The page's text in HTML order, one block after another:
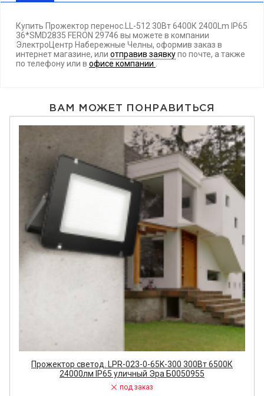
Купить Прожектор перенос.LL-512 30Вт 6400К 2400Lm IP65
36*SMD2835 FERON 29746 вы можете в компании
ЭлектроЦентр Набережные Челны, оформив заказ в
интернет магазине, или отправив заявкупо почте, а также
по телефонуили в офисе компании
ВАМ МОЖЕТ ПОНРАВИТЬСЯ
Прожектор светод. LPR-023-0-65K-300 300Вт 6500К
24000лм IP65 уличный Эра Б0050955
под заказ